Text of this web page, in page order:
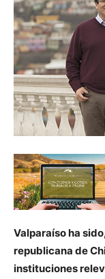
Valparaíso ha
republicana de
instituciones